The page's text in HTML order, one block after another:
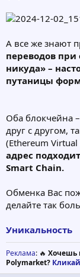
А все же знают
переводов при
никуда» –
путаницы
Оба блокчейна
друг с другом,
(Ethereum
адрес
Smart Chain.
Обменка Вас
делайте так
Уникальность
Реклама: 🔥 Хочешь
Polymarket?